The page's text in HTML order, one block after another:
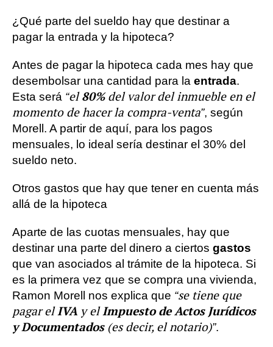
¿Qué parte del sueldo hay que destinar a
pagar la entrada y la hipoteca?
Antes de pagar la hipoteca cada mes hay que
desembolsar una cantidad para la entrada.
Esta será “el80%del valor del inmueble en el
momento de hacer la compra-venta”, según
Morell. A partir de aquí, para los pagos
mensuales, lo ideal sería destinar el 30% del
sueldo neto.
Otros gastos que hay que tener en cuenta más
allá de la hipoteca
Aparte de las cuotas mensuales, hay que
destinar una parte del dinero a ciertos gastos
que van asociados al trámite de la hipoteca. Si
es la primera vez que se compra una vivienda,
Ramon Morell nos explica que “se tiene que
pagar elIVA y elImpuesto de Actos Jurídicos
y Documentados(es decir, el notario)”.